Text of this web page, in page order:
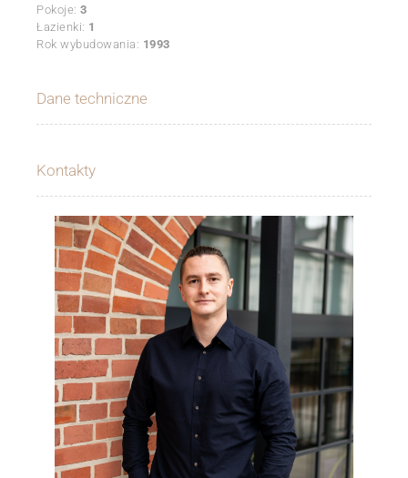
Pokoje: 3
Łazienki: 1
Rok wybudowania: 1993
Dane techniczne
Kontakty